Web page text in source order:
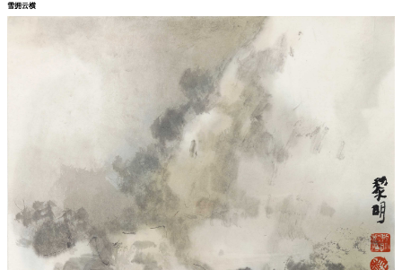
雪拥云横